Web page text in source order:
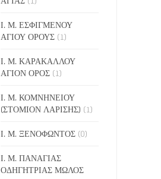
Ι. Μ. ΕΣΦΙΓΜΕΝΟΥ
ΑΓΙΟΥ ΟΡΟΥΣ (1)
Ι. Μ. ΚΑΡΑΚΑΛΛΟΥ
ΑΓΙΟΝ ΟΡΟΣ (1)
Ι. Μ. ΚΟΜΝΗΝΕΙΟΥ
(ΣΤΟΜΙΟΝ ΛΑΡΙΣΗΣ) (1)
Ι. Μ. ΞΕΝΟΦΩΝΤΟΣ (0)
Ι. Μ. ΠΑΝΑΓΙΑΣ
ΟΔΗΓΗΤΡΙΑΣ ΜΩΛΟΣ